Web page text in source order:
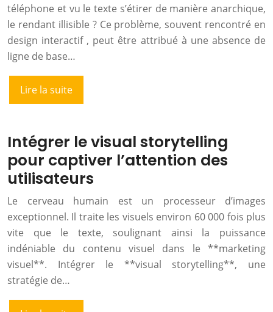
téléphone et vu le texte s’étirer de manière anarchique,
le rendant illisible ? Ce problème, souvent rencontré en
design interactif , peut être attribué à une absence de
ligne de base…
Lire la suite
Intégrer le visual storytelling
pour captiver l’attention des
utilisateurs
Le cerveau humain est un processeur d’images
exceptionnel. Il traite les visuels environ 60 000 fois plus
vite que le texte, soulignant ainsi la puissance
indéniable du contenu visuel dans le **marketing
visuel**. Intégrer le **visual storytelling**, une
stratégie de…